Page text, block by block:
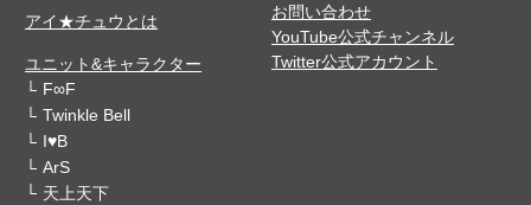
アイ★チュウとは
ユニット&キャラクター
F∞F
Twinkle Bell
I♥B
ArS
天上天下
お問い合わせ
YouTube公式チャンネル
Twitter公式アカウント